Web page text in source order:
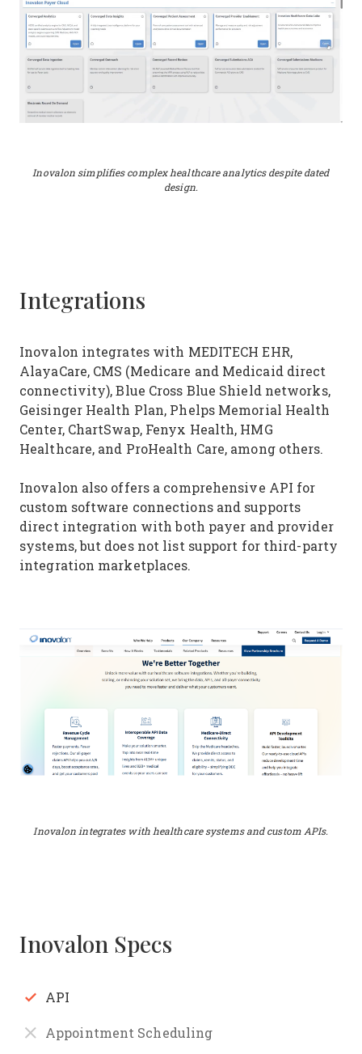
Inovalon simplifies complex healthcare analytics despite dated
design.
Integrations
Inovalon integrates with MEDITECH EHR,
AlayaCare, CMS (Medicare and Medicaid direct
connectivity), Blue Cross Blue Shield networks,
Geisinger Health Plan, Phelps Memorial Health
Center, ChartSwap, Fenyx Health, HMG
Healthcare, and ProHealth Care, among others.
Inovalon also offers a comprehensive API for
custom software connections and supports
direct integration with both payer and provider
systems, but does not list support for third-party
integration marketplaces.
Inovalon integrates with healthcare systems and custom APIs.
Inovalon Specs
API
Appointment Scheduling